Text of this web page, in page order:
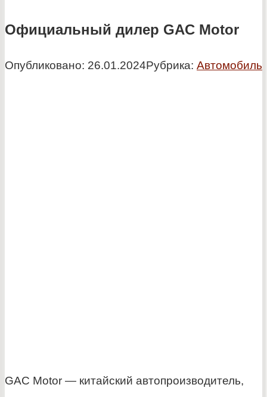
Официальный дилер GAC Motor
Опубликовано: 26.01.2024Рубрика: Автомобиль
GAC Motor — китайский автопроизводитель,